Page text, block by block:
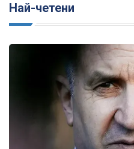
Най-четени